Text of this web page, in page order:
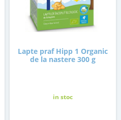
Lapte praf Hipp 1 Organic
de la nastere 300 g
in stoc